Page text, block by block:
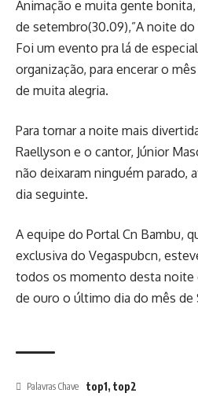
Animação e muita gente
de setembro(30.09),”A noite do
Foi um evento pra lá de
organização, para encerar o
de muita alegria.
Para tornar a noite mais
Raellyson e o cantor, Júnior
não deixaram ninguém parado,
dia seguinte.
A equipe do Portal Cn Bambu,
exclusiva do Vegaspubcn,
todos os momento desta noite
de ouro o último dia do mês de
Palavras Chave top1, top2